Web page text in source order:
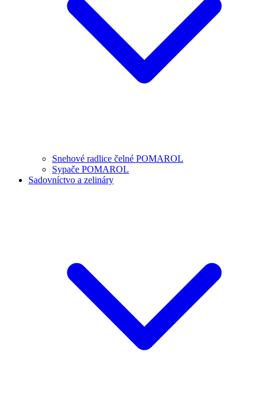
Snehové radlice čelné POMAROL
Sypače POMAROL
Sadovníctvo a zelináry